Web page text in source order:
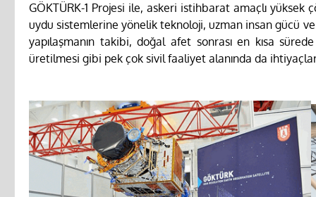
GÖKTÜRK-1 Projesi ile, askeri istihbarat amaçlı
uydu sistemlerine yönelik teknoloji, uzman insan gücü
yapılaşmanın takibi, doğal afet sonrası en kısa
üretilmesi gibi pek çok sivil faaliyet alanında da